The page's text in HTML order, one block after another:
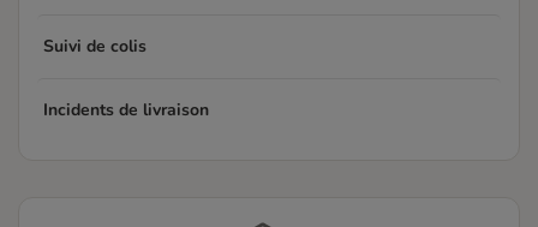
Suivi de colis
Incidents de livraison